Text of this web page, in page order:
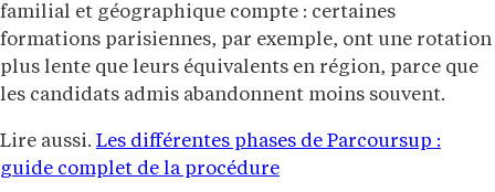
familial et géographique compte : certaines
formations parisiennes, par exemple, ont une rotation
plus lente que leurs équivalents en région, parce que
les candidats admis abandonnent moins souvent.
Lire aussi. Les différentes phases de Parcoursup :
guide complet de la procédure